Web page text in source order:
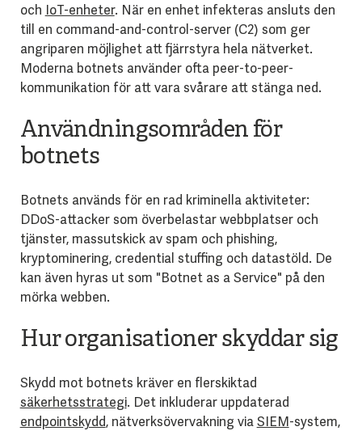
och IoT-enheter. När en enhet infekteras ansluts den
till en command-and-control-server (C2) som ger
angriparen möjlighet att fjärrstyra hela nätverket.
Moderna botnets använder ofta peer-to-peer-
kommunikation för att vara svårare att stänga ned.
Användningsområden för
botnets
Botnets används för en rad kriminella aktiviteter:
DDoS-attacker som överbelastar webbplatser och
tjänster, massutskick av spam och phishing,
kryptominering, credential stuffing och datastöld. De
kan även hyras ut som "Botnet as a Service" på den
mörka webben.
Hur organisationer skyddar sig
Skydd mot botnets kräver en flerskiktad
säkerhetsstrategi. Det inkluderar uppdaterad
endpointskydd, nätverksövervakning viaSIEM-system,